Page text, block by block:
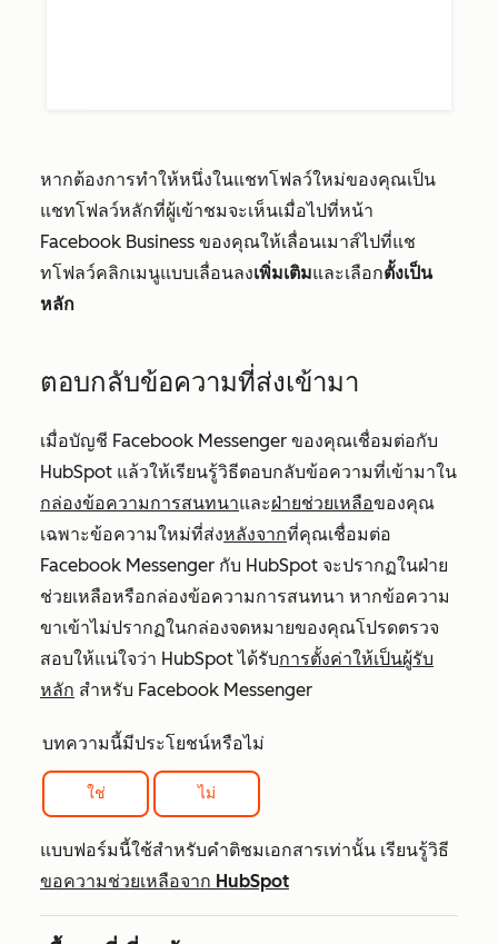
หากต้องการทำให้หนึ่งในแชทโฟลว์ใหม่ของคุณเป็น
แชทโฟลว์หลักที่ผู้เข้าชมจะเห็นเมื่อไปที่หน้า
Facebook Business ของคุณให้เลื่อนเมาส์ไปที่แช
ทโฟลว์คลิกเมนูแบบเลื่อนลงเพิ่มเติมและเลือกตั้งเป็น
หลัก
ตอบกลับข้อความที่ส่งเข้ามา
เมื่อบัญชี Facebook Messenger ของคุณเชื่อมต่อกับ
HubSpot แล้วให้เรียนรู้วิธีตอบกลับข้อความที่เข้ามาใน
กล่องข้อความการสนทนาและฝ่ายช่วยเหลือของคุณ
เฉพาะข้อความใหม่ที่ส่งหลังจากที่คุณเชื่อมต่อ
Facebook Messenger กับ HubSpot จะปรากฏในฝ่าย
ช่วยเหลือหรือกล่องข้อความการสนทนา หากข้อความ
ขาเข้าไม่ปรากฏในกล่องจดหมายของคุณโปรดตรวจ
สอบให้แน่ใจว่า HubSpot ได้รับการตั้งค่าให้เป็นผู้รับ
หลัก สำหรับ Facebook Messenger
บทความนี้มีประโยชน์หรือไม่
ใช่ ไม่
แบบฟอร์มนี้ใช้สำหรับคำติชมเอกสารเท่านั้น เรียนรู้วิธี
ขอความช่วยเหลือจาก HubSpot